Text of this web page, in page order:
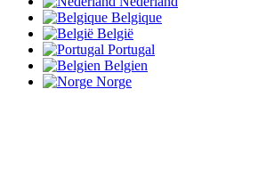
Belgique
België
Portugal
Belgien
Norge